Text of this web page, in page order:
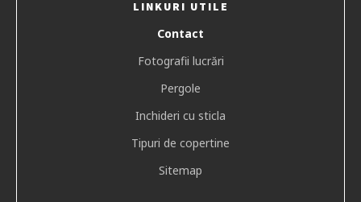
LINKURI UTILE
Contact
Fotografii lucrări
Pergole
Inchideri cu sticla
Tipuri de copertine
Sitemap